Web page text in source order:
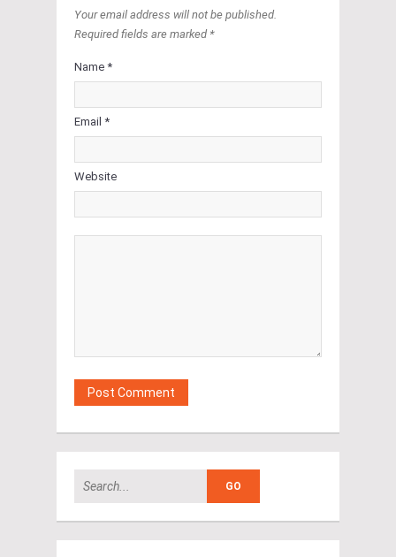
Your email address will not be published.
Required fields are marked *
Name *
Email *
Website